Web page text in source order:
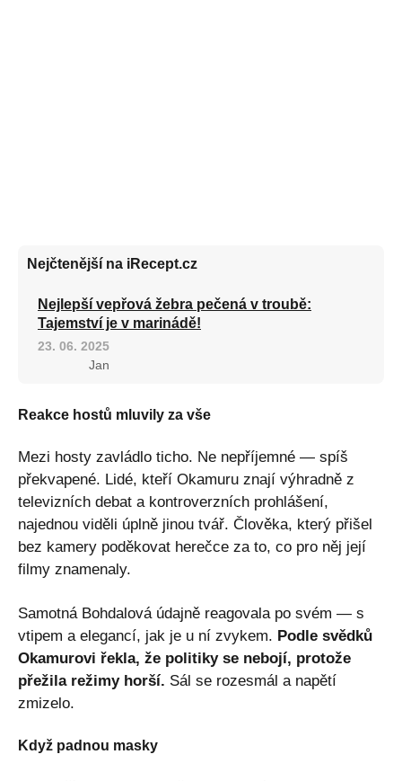
Nejčtenější na iRecept.cz
Nejlepší vepřová žebra pečená v troubě:
Tajemství je v marinádě!
23. 06. 2025
Jan
Reakce hostů mluvily za vše
Mezi hosty zavládlo ticho. Ne nepříjemné — spíš
překvapené. Lidé, kteří Okamuru znají výhradně z
televizních debat a kontroverzních prohlášení,
najednou viděli úplně jinou tvář. Člověka, který přišel
bez kamery poděkovat herečce za to, co pro něj její
filmy znamenaly.
Samotná Bohdalová údajně reagovala po svém — s
vtipem a elegancí, jak je u ní zvykem. Podle svědků
Okamurovi řekla, že politiky se nebojí, protože
přežila režimy horší. Sál se rozesmál a napětí
zmizelo.
Když padnou masky